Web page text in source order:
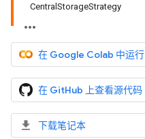
CentralStorageStrategy
在 Google Colab 中运行
在 GitHub 上查看源代码
下载笔记本